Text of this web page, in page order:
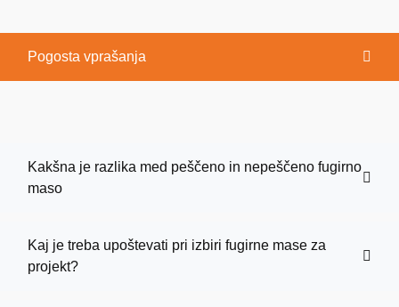
Pogosta vprašanja
Kakšna je razlika med peščeno in nepeščeno fugirno
maso
Kaj je treba upoštevati pri izbiri fugirne mase za
projekt?